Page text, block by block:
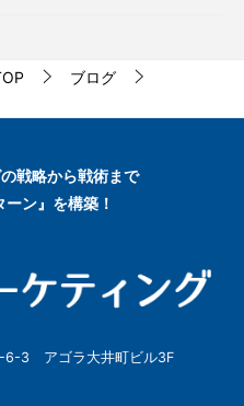
ブログ
戦略から戦術まで
ン』を構築！
6-3 アゴラ大井町ビル3F